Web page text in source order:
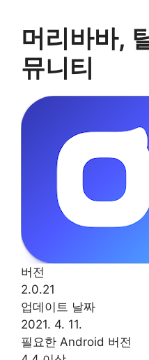
머리바바,
뮤니티
버전
2.0.21
업데이트 날짜
2021. 4. 11.
필요한 Android 버전